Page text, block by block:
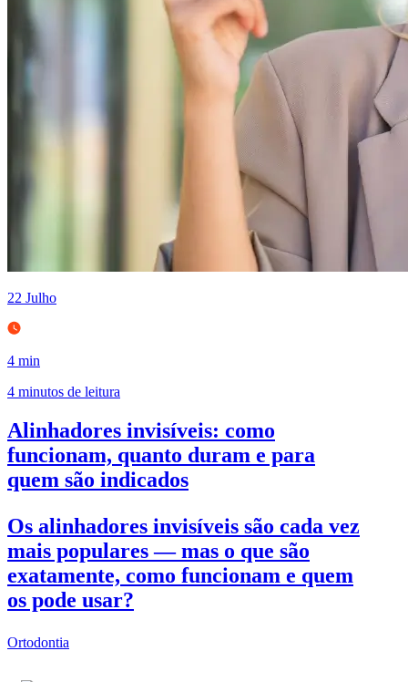
22 Julho
4 min
4 minutos de leitura
Alinhadores invisíveis: como
funcionam, quanto duram e para
quem são indicados
Os alinhadores invisíveis são cada vez
mais populares — mas o que são
exatamente, como funcionam e quem
os pode usar?
Ortodontia